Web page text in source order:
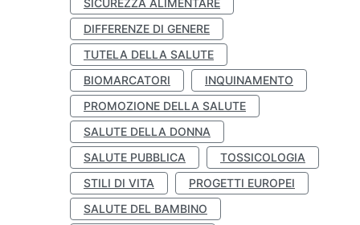
SICUREZZA ALIMENTARE
DIFFERENZE DI GENERE
TUTELA DELLA SALUTE
BIOMARCATORI
INQUINAMENTO
PROMOZIONE DELLA SALUTE
SALUTE DELLA DONNA
SALUTE PUBBLICA
TOSSICOLOGIA
STILI DI VITA
PROGETTI EUROPEI
SALUTE DEL BAMBINO